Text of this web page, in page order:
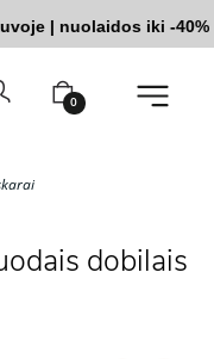
|nuolaidos iki -40%
0
dobilais